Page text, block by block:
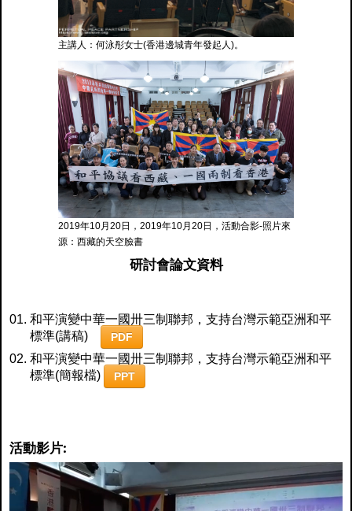
主講人：何泳彤女士(香港邊城青年發起人)。
2019年10月20日，2019年10月20日，活動合影-照片來
源：西藏的天空臉書
研討會論文資料
和平演變中華一國卅三制聯邦，支持台灣示範亞洲和平
標準(講稿)
PDF
和平演變中華一國卅三制聯邦，支持台灣示範亞洲和平
標準(簡報檔)
PPT
活動影片: